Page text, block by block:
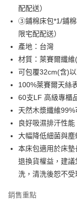
悠遊付
全盈+PAY
ATM付款
運送方式
全家取貨付款
每筆NT$60，滿
每筆NT$60
付款後全家取貨
每筆NT$60，滿
每筆NT$60
配配送）
③鋪棉床包*1/鋪棉
限宅配配送）
產地：台灣
材質：萊賽爾纖
可包覆32cm(含)
100%萊賽爾天絲
60支LF 高級專櫃
天然木漿纖維
良好吸濕排汗性能
大幅降低細菌與塵
本床包適用於床
退換貨權益，建
洗，清洗後恕不受
銷售重點